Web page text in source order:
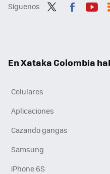
Síguenos
En Xataka Colombia
Celulares
Aplicaciones
Cazando gangas
Samsung
iPhone 6S